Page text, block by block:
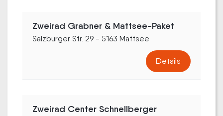
Zweirad Grabner & Mattsee-Paket
Salzburger Str. 29 - 5163 Mattsee
Details
Zweirad Center Schnellberger